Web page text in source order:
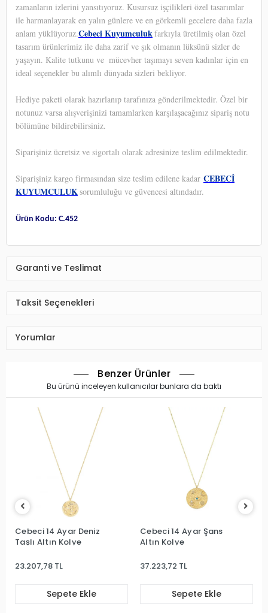
zamanların izlerini yansıtıyoruz. Kusursuz işçilikleri özel tasarımlar
ile harmanlayarak en yalın günlere ve en görkemli gecelere daha fazla
anlam yüklüyoruz.Cebeci Kuyumculukfarkıyla üretilmiş olan özel
tasarım ürünlerimiz ile daha zarif ve şık olmanın lüksünü sizler de
yaşayın. Kalite tutkunu ve mücevher taşımayı seven kadınlar için en
ideal seçenekler bu alımlı dünyada sizleri bekliyor.
Hediye paketi olarak hazırlanıp tarafınıza gönderilmektedir. Özel bir
notunuz varsa alışverişinizi tamamlarken karşılaşacağınız sipariş notu
bölümüne bildirebilirsiniz.
Siparişiniz ücretsiz ve sigortalı olarak adresinize teslim edilmektedir.
Siparişiniz kargo firmasından size teslim edilene kadar CEBECİ
KUYUMCULUKsorumluluğu ve güvencesi altındadır.
Ürün Kodu: C.452
Garanti ve Teslimat
Taksit Seçenekleri
Yorumlar
Benzer Ürünler
Bu ürünü inceleyen kullanıcılar bunlara da baktı
Cebeci 14 Ayar Deniz
Taşlı Altın Kolye
23.207,78 TL
Sepete Ekle
Cebeci 14 Ayar Şans
Altın Kolye
37.223,72 TL
Sepete Ekle